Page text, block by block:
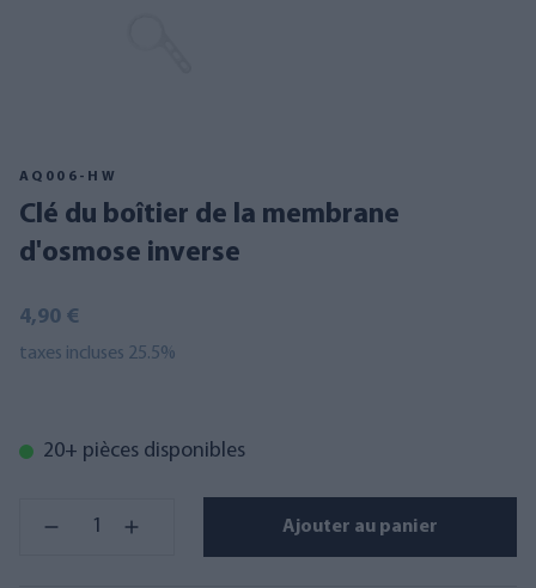
AQ006-HW
Clé du boîtier de la membrane
d'osmose inverse
4,90 €
taxes incluses 25.5%
20+ pièces disponibles
Ajouter au panier